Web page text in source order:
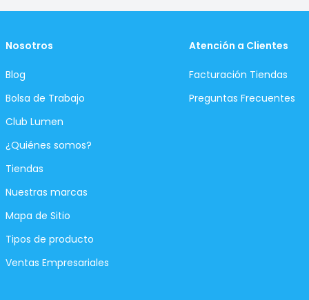
Nosotros
Blog
Bolsa de Trabajo
Club Lumen
¿Quiénes somos?
Tiendas
Nuestras marcas
Mapa de Sitio
Tipos de producto
Ventas Empresariales
Atención a Clientes
Facturación Tiendas
Preguntas Frecuentes